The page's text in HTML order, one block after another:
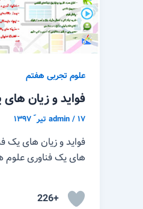
علوم تجربی هفتم
فواید و زیان
admin/۱۷ تیر ّ ۱۳۹۷
فواید و زیان های یک
های یک فناوری علوم
+226